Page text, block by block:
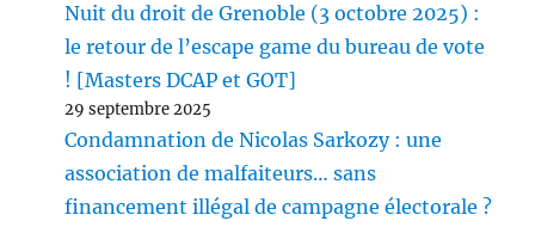
Nuit du droit de Grenoble (3 octobre 2025) :
le retour de l’escape game du bureau de vote
! [Masters DCAP et GOT]
29 septembre 2025
Condamnation de Nicolas Sarkozy : une
association de malfaiteurs… sans
financement illégal de campagne électorale ?